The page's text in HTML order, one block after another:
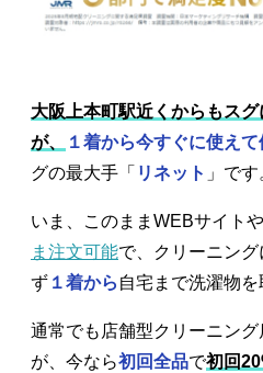
大阪上本町駅近くからもス
が、
１着から今すぐに使えて
グの最大手「 リネット 」です
いま、このままWEBサイト
ま注文可能で、クリーニン
ず １着から 自宅まで洗濯物
通常でも店舗型クリーニン
が、今なら初回全品で初回